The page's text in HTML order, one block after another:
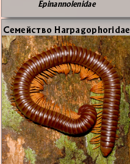
Epinannolenidae
Се­мей­ство Harpagophoridae